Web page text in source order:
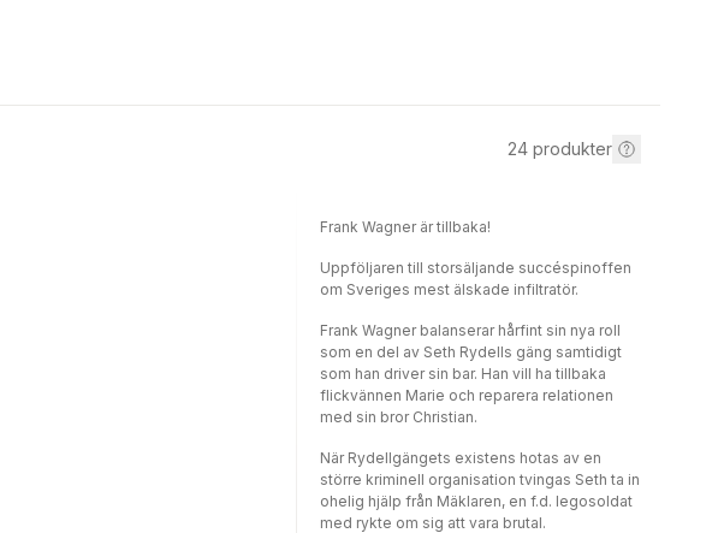
24 produkter
Frank Wagner är tillbaka!
Uppföljaren till storsäljande succéspinoffen
om Sveriges mest älskade infiltratör.
Frank Wagner balanserar hårfint sin nya roll
som en del av Seth Rydells gäng samtidigt
som han driver sin bar. Han vill ha tillbaka
flickvännen Marie och reparera relationen
med sin bror Christian.
När Rydellgängets existens hotas av en
större kriminell organisation tvingas Seth ta in
ohelig hjälp från Mäklaren, en f.d. legosoldat
med rykte om sig att vara brutal.